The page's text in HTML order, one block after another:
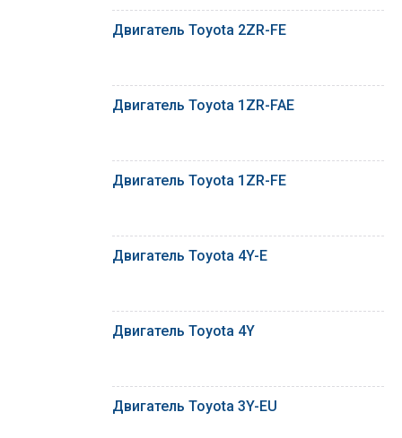
Двигатель Toyota 2ZR-FE
Двигатель Toyota 1ZR-FAE
Двигатель Toyota 1ZR-FE
Двигатель Toyota 4Y-E
Двигатель Toyota 4Y
Двигатель Toyota 3Y-EU